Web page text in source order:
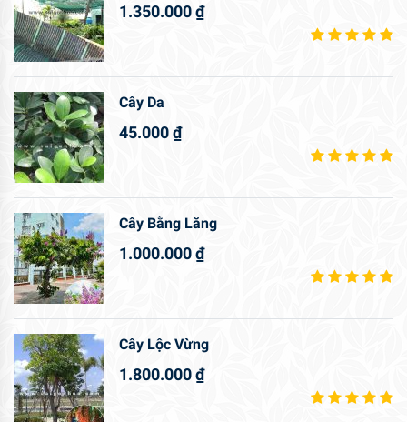
1.350.000₫
Cây Da
45.000₫
Cây Bằng Lăng
1.000.000₫
Cây Lộc Vừng
1.800.000₫